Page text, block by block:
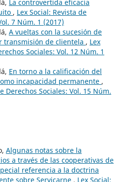
La controvertida eficacia
, Lex Social: Revista de
7 Núm. 1 (2017)
A vueltas con la sucesión de
transmisión de clientela , Lex
Sociales: Vol. 12 Núm. 1
En torno a la calificación del
incapacidad permanente ,
Derechos Sociales: Vol. 15 Núm.
Algunas notas sobre la
a través de las cooperativas de
referencia a la doctrina
sobre Servicarne , Lex Social: